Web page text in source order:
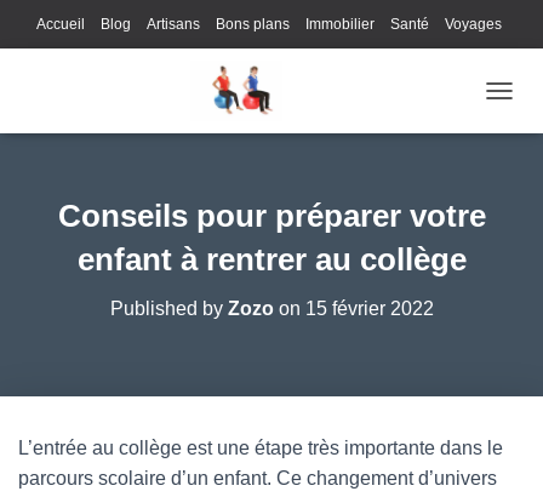
Accueil Blog Artisans Bons plans Immobilier Santé Voyages
Loisirs
Conseils pour préparer votre
enfant à rentrer au collège
Published by Zozoon 15 février 2022
L’entrée au collège est une étape très importante dans le
parcours scolaire d’un enfant. Ce changement d’univers